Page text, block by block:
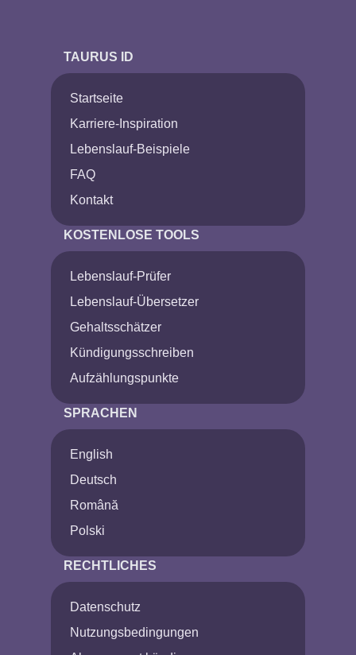
TAURUS ID
Startseite
Karriere-Inspiration
Lebenslauf-Beispiele
FAQ
Kontakt
KOSTENLOSE TOOLS
Lebenslauf-Prüfer
Lebenslauf-Übersetzer
Gehaltsschätzer
Kündigungsschreiben
Aufzählungspunkte
SPRACHEN
English
Deutsch
Română
Polski
RECHTLICHES
Datenschutz
Nutzungsbedingungen